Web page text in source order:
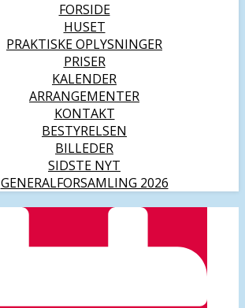
FORSIDE
HUSET
PRAKTISKE OPLYSNINGER
PRISER
KALENDER
ARRANGEMENTER
KONTAKT
BESTYRELSEN
BILLEDER
SIDSTE NYT
GENERALFORSAMLING 2026